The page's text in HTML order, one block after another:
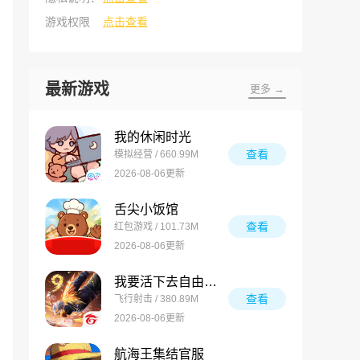
游戏权限
点击查看
最新游戏 更多 →
我的休闲时光
模拟经营 / 660.99M
2026-08-06更新
查看
舌尖小饭馆
红包游戏 / 101.73M
2026-08-06更新
查看
我要活下去自由之火
飞行射击 / 380.89M
2026-08-06更新
查看
航海王集结官服